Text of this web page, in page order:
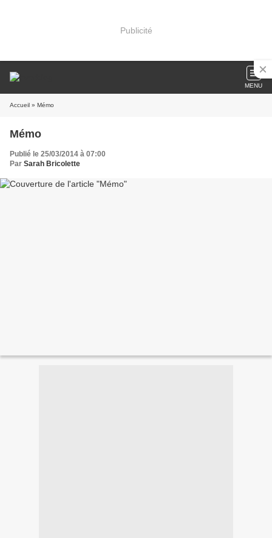
Publicité
MENU
Accueil » Mémo
Mémo
Publié le 25/03/2014 à 07:00
Par Sarah Bricolette